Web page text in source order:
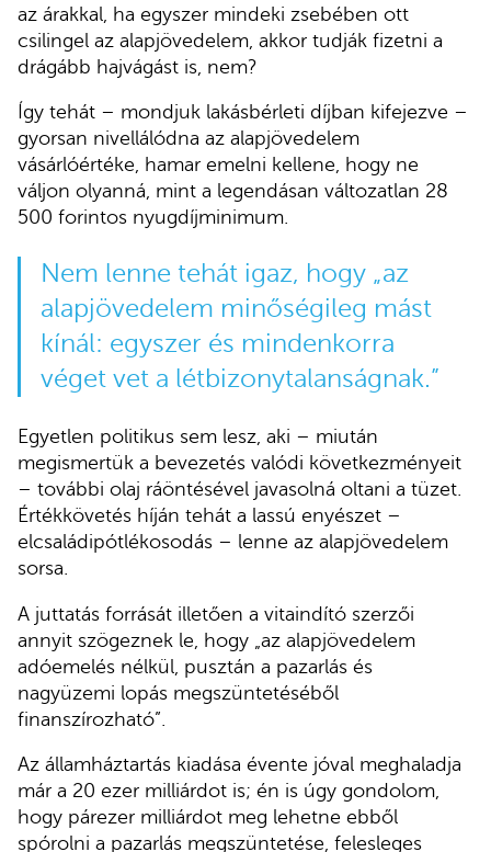
az árakkal, ha egyszer mindeki zsebében ott
csilingel az alapjövedelem, akkor tudják fizetni a
drágább hajvágást is, nem?
Így tehát – mondjuk lakásbérleti díjban kifejezve –
gyorsan nivellálódna az alapjövedelem
vásárlóértéke, hamar emelni kellene, hogy ne
váljon olyanná, mint a legendásan változatlan 28
500 forintos nyugdíjminimum.
Nem lenne tehát igaz, hogy „az
alapjövedelem minőségileg mást
kínál: egyszer és mindenkorra
véget vet a létbizonytalanságnak.”
Egyetlen politikus sem lesz, aki – miután
megismertük a bevezetés valódi következményeit
– további olaj ráöntésével javasolná oltani a tüzet.
Értékkövetés híján tehát a lassú enyészet –
elcsaládipótlékosodás – lenne az alapjövedelem
sorsa.
A juttatás forrását illetően a vitaindító szerzői
annyit szögeznek le, hogy „az alapjövedelem
adóemelés nélkül, pusztán a pazarlás és
nagyüzemi lopás megszüntetéséből
finanszírozható”.
Az államháztartás kiadása évente jóval meghaladja
már a 20 ezer milliárdot is; én is úgy gondolom,
hogy párezer milliárdot meg lehetne ebből
spórolni a pazarlás megszüntetése, felesleges